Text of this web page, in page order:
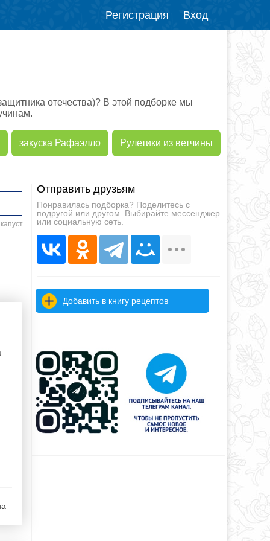
Регистрация Вход
отечества)? В этой подборке мы
закуска Рафаэлло Рулетики из ветчины
Отправить друзьям
Понравилась подборка? Поделитесь с
подругой или другом. Выбирайте мессенджер
или социальную сеть.
Добавить в книгу рецептов